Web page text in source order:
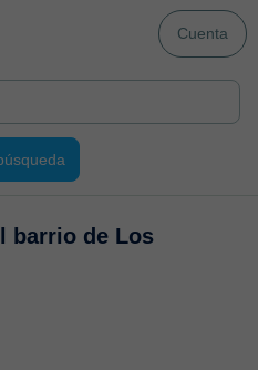
Cuenta
barrio de Los